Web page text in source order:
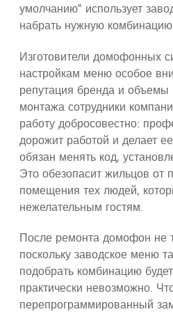
умолчанию" использует
набрать нужную
Изготовители домофонных
настройкам меню особое
репутация бренда и
монтажа сотрудники
работу добросовестно:
дорожит работой и делает
обязан менять код,
Это обезопасит жильцов от
помещения тех людей,
нежелательным гостям.
После ремонта домофон не
поскольку заводское меню
подобрать комбинацию
практически невозможно.
перепрограммированный